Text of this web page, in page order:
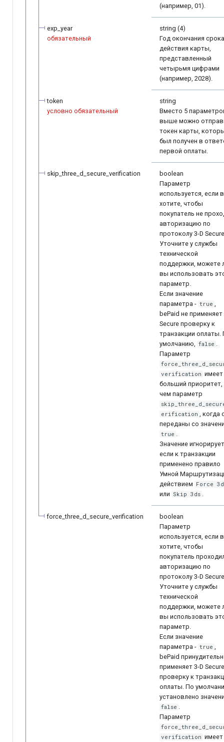
(например, 01).
exp_year
обязательный
string (4)
Год окончания срока
действия карты,
представленный
четырьмя цифрами
(например, 2028).
token
условно обязательный
string
Вместо 5
выше можно
токен карты,
был получен в
первой оплаты.
skip_three_d_secure_verification
boolean
Параметр
используется, если
хотите, чтобы
покупатель не
авторизацию по
протоколу 3-D
Уточните у службы
технической
поддержки, можете
вы использовать
параметр.
Если значение
параметра - true
bePaid не применяет
Secure проверку к
транзакции оплаты.
умолчанию,
false
Параметр
verification имеет
больший приоритет,
чем параметр
erification
, когда
переданы со
true
Значение
если к транзакции
применено правило
Умной
действием Force
или Skip 3ds
force_three_d_secure_verification
boolean
Параметр
используется, если
хотите, чтобы
покупатель
авторизацию по
протоколу 3-D
Уточните у службы
технической
поддержки, можете
вы использовать
параметр.
Если значение
параметра - true
bePaid
применяет 3-D Secure
проверку к
оплаты. По
установлено
false
Параметр
verification имеет